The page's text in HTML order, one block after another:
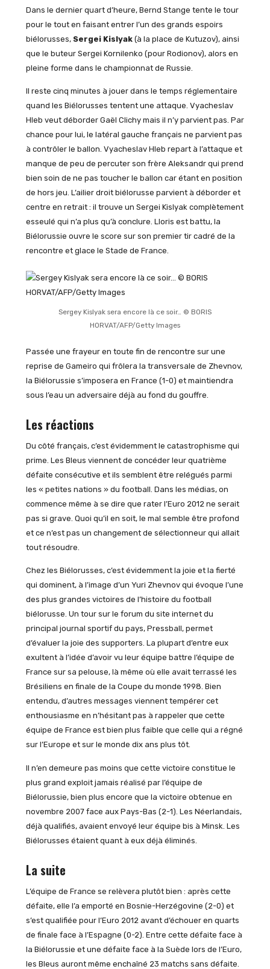
Dans le dernier quart d’heure, Bernd Stange tente le tour
pour le tout en faisant entrer l’un des grands espoirs
biélorusses, Sergei Kislyak(à la place de Kutuzov), ainsi
que le buteur Sergei Kornilenko (pour Rodionov), alors en
pleine forme dans le championnat de Russie.
Il reste cinq minutes à jouer dans le temps réglementaire
quand les Biélorusses tentent une attaque. Vyacheslav
Hleb veut déborder Gaël Clichy mais il n’y parvient pas. Par
chance pour lui, le latéral gauche français ne parvient pas
à contrôler le ballon. Vyacheslav Hleb repart à l’attaque et
manque de peu de percuter son frère Aleksandr qui prend
bien soin de ne pas toucher le ballon car étant en position
de hors jeu. L’ailier droit biélorusse parvient à déborder et
centre en retrait : il trouve un Sergei Kislyak complètement
esseulé qui n’a plus qu’à conclure. Lloris est battu, la
Biélorussie ouvre le score sur son premier tir cadré de la
rencontre et glace le Stade de France.
Sergey Kislyak sera encore là ce soir… © BORIS
HORVAT/AFP/Getty Images
Passée une frayeur en toute fin de rencontre sur une
reprise de Gameiro qui frôlera la transversale de Zhevnov,
la Biélorussie s’imposera en France (1-0) et maintiendra
sous l’eau un adversaire déjà au fond du gouffre.
Les réactions
Du côté français, c’est évidemment le catastrophisme qui
prime. Les Bleus viennent de concéder leur quatrième
défaite consécutive et ils semblent être relégués parmi
les « petites nations » du football. Dans les médias, on
commence même à se dire que rater l’Euro 2012 ne serait
pas si grave. Quoi qu’il en soit, le mal semble être profond
et ce n’est pas un changement de sélectionneur qui allait
tout résoudre.
Chez les Biélorusses, c’est évidemment la joie et la fierté
qui dominent, à l’image d’un Yuri Zhevnov qui évoque l’une
des plus grandes victoires de l’histoire du football
biélorusse. Un tour sur le forum du site internet du
principal journal sportif du pays, Pressball, permet
d’évaluer la joie des supporters. La plupart d’entre eux
exultent à l’idée d’avoir vu leur équipe battre l’équipe de
France sur sa pelouse, là même où elle avait terrassé les
Brésiliens en finale de la Coupe du monde 1998. Bien
entendu, d’autres messages viennent tempérer cet
enthousiasme en n’hésitant pas à rappeler que cette
équipe de France est bien plus faible que celle qui a régné
sur l’Europe et sur le monde dix ans plus tôt.
Il n’en demeure pas moins que cette victoire constitue le
plus grand exploit jamais réalisé par l’équipe de
Biélorussie, bien plus encore que la victoire obtenue en
novembre 2007 face aux Pays-Bas (2-1). Les Néerlandais,
déjà qualifiés, avaient envoyé leur équipe bis à Minsk. Les
Biélorusses étaient quant à eux déjà éliminés.
La suite
L’équipe de France se relèvera plutôt bien : après cette
défaite, elle l’a emporté en Bosnie-Herzégovine (2-0) et
s’est qualifiée pour l’Euro 2012 avant d’échouer en quarts
de finale face à l’Espagne (0-2). Entre cette défaite face à
la Biélorussie et une défaite face à la Suède lors de l’Euro,
les Bleus auront même enchaîné 23 matchs sans défaite.